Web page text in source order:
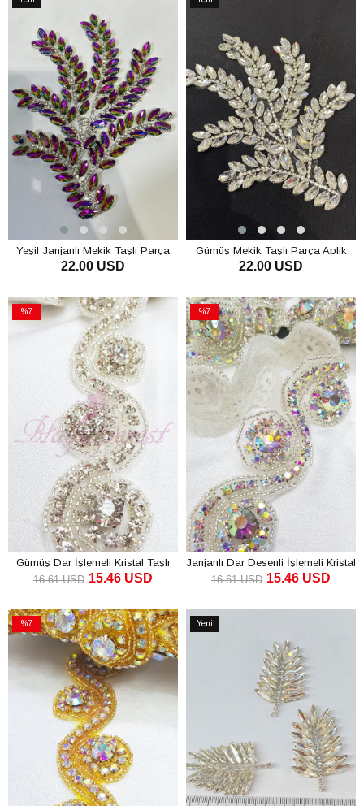
Yeşil Janjanlı Mekik Taşlı Parça
Aplik Abiye Aksesuar
22.00 USD
Gümüş Mekik Taşlı Parça Aplik
Abiye Aksesuar
22.00 USD
%7
Gümüş Dar İşlemeli Kristal Taşlı
Şerit
15.46 USD
16.61 USD
%7
İndirim
%7İndirim
Janjanlı Dar Desenli İşlemeli Kristal
Taşlı Şerit
15.46 USD
16.61 USD
%7
Yeni